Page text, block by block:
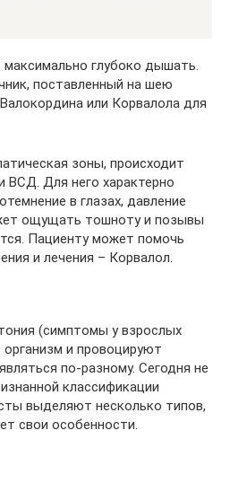
глубоко дышать.
поставленный на шею
или Корвалола для
зоны, происходит
ВСД. Для него характерно
в глазах, давление
ощущать тошноту и позывы
Пациенту может помочь
и лечения – Корвалол.
(симптомы у взрослых
и провоцируют
по-разному. Сегодня не
классификации
выделяют несколько типов,
свои особенности.